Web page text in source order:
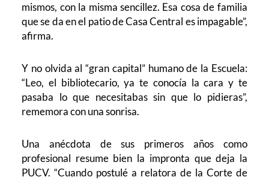
mismos, con la misma sencillez. Esa cosa de familia
que se da en el patio de Casa Central es impagable”,
afirma.
Y no olvida al “gran capital” humano de la Escuela:
“Leo, el bibliotecario, ya te conocía la cara y te
pasaba lo que necesitabas sin que lo pidieras”,
rememora con una sonrisa.
Una anécdota de sus primeros años como
profesional resume bien la impronta que deja la
PUCV. “Cuando postulé a relatora de la Corte de